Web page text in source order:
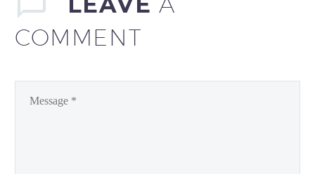
vulputate cursus a sit amet
mauris. Morbi accumsan
ipsum velit. Nam nec tellus
ornare odio. Sed non
COMMENT